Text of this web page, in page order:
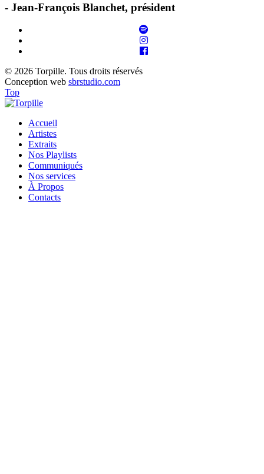
- Jean-François Blanchet, président
© 2026 Torpille. Tous droits réservés
Conception web sbrstudio.com
Top
Accueil
Artistes
Extraits
Nos Playlists
Communiqués
Nos services
À Propos
Contacts